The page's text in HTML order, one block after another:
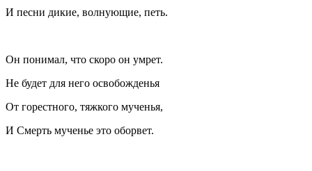
И песни дикие, волнующие, петь.
Он понимал, что скоро он умрет.
Не будет для него освобожденья
От горестного, тяжкого мученья,
И Смерть мученье это оборвет.